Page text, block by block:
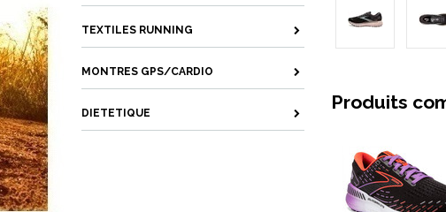
TEXTILES RUNNING
MONTRES GPS/CARDIO
DIETETIQUE Produits